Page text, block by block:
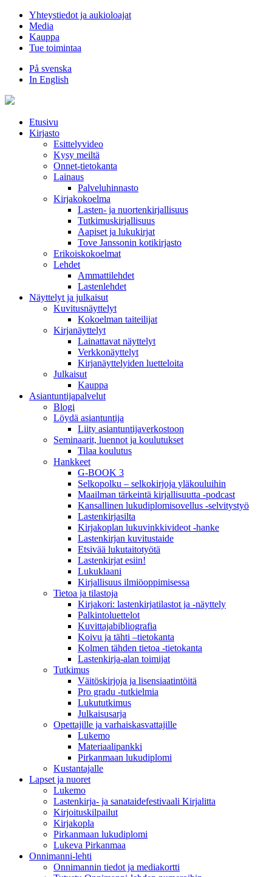
Hyppää
sisältöön
Yhteystiedot ja aukioloajat
Media
Kauppa
Tue toimintaa
På svenska
In English
Etusivu
Kirjasto
Esittelyvideo
Kysy meiltä
Onnet-tietokanta
Lainaus
Palveluhinnasto
Kirjakokoelma
Lasten- ja nuortenkirjallisuus
Tutkimuskirjallisuus
Aapiset ja lukukirjat
Tove Janssonin kotikirjasto
Erikoiskokoelmat
Lehdet
Ammattilehdet
Lastenlehdet
Näyttelyt ja julkaisut
Kuvitusnäyttelyt
Kokoelman taiteilijat
Kirjanäyttelyt
Lainattavat näyttelyt
Verkkonäyttelyt
Kirjanäyttelyiden luetteloita
Julkaisut
Kauppa
Asiantuntija­palvelut
Blogi
Löydä asiantuntija
Liity asiantuntijaverkostoon
Seminaarit, luennot ja koulutukset
Tilaa koulutus
Hankkeet
G-BOOK 3
Selkopolku – selkokirjoja yläkouluihin
Maailman tärkeintä kirjallisuutta -podcast
Kansallinen lukudiplomisovellus -selvitystyö
Lastenkirjasilta
Kirjakoplan lukuvinkkivideot -hanke
Lastenkirjan kuvitustaide
Etsivää lukutaitotyötä
Lastenkirjat esiin!
Lukuklaani
Kirjallisuus ilmiöoppimisessa
Tietoa ja tilastoja
Kirjakori: lastenkirjatilastot ja -näyttely
Palkintoluettelot
Kuvittaja­bibliografia
Koivu ja tähti –tietokanta
Kolmen tähden tietoa -tietokanta
Lastenkirja-alan toimijat
Tutkimus
Väitöskirjoja ja lisensiaatintöitä
Pro gradu -tutkielmia
Lukututkimus
Julkaisusarja
Opettajille ja varhaiskasvattajille
Lukemo
Materiaalipankki
Pirkanmaan lukudiplomi
Kustantajalle
Lapset ja nuoret
Lukemo
Lastenkirja- ja sanataidefestivaali Kirjalitta
Kirjoituskilpailut
Kirjakopla
Pirkanmaan lukudiplomi
Lukeva Pirkanmaa
Onnimanni-lehti
Onnimannin tiedot ja mediakortti